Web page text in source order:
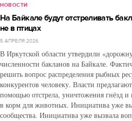
НОВОСТИ
На Байкале будут отстреливать
не в птицах
5 АПРЕЛЯ 2026
В Иркутской области утвердили
численности бакланов на Байкале.
решить вопрос распределения рыбных
конкурентов человеку. Власти
помощью отстрела, уничтожения гнёзд и
в корм для животных. Инициатива уже
сообщества. Инициатива уже вызвала